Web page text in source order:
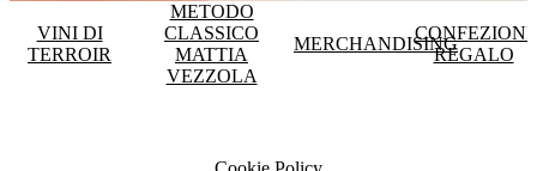
VINI DI
TERROIR
METODO
CLASSICO
MATTIA
VEZZOLA
MERCHANDISING
CONFEZIONI
REGALO